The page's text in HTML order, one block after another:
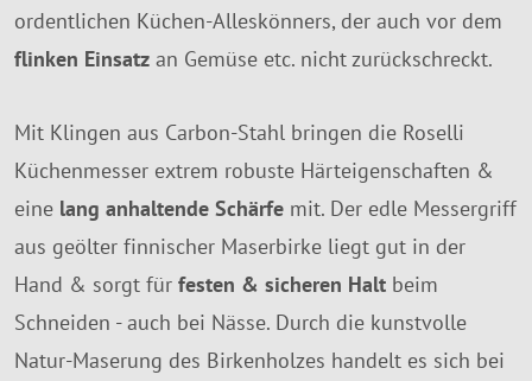
ordentlichen Küchen-Alleskönners, der auch vor dem
flinken Einsatz an Gemüse etc. nicht zurückschreckt.
Mit Klingen aus Carbon-Stahl bringen die Roselli
Küchenmesser extrem robuste Härteigenschaften &
eine lang anhaltende Schärfe mit. Der edle Messergriff
aus geölter finnischer Maserbirke liegt gut in der
Hand & sorgt für festen & sicheren Halt beim
Schneiden - auch bei Nässe. Durch die kunstvolle
Natur-Maserung des Birkenholzes handelt es sich bei